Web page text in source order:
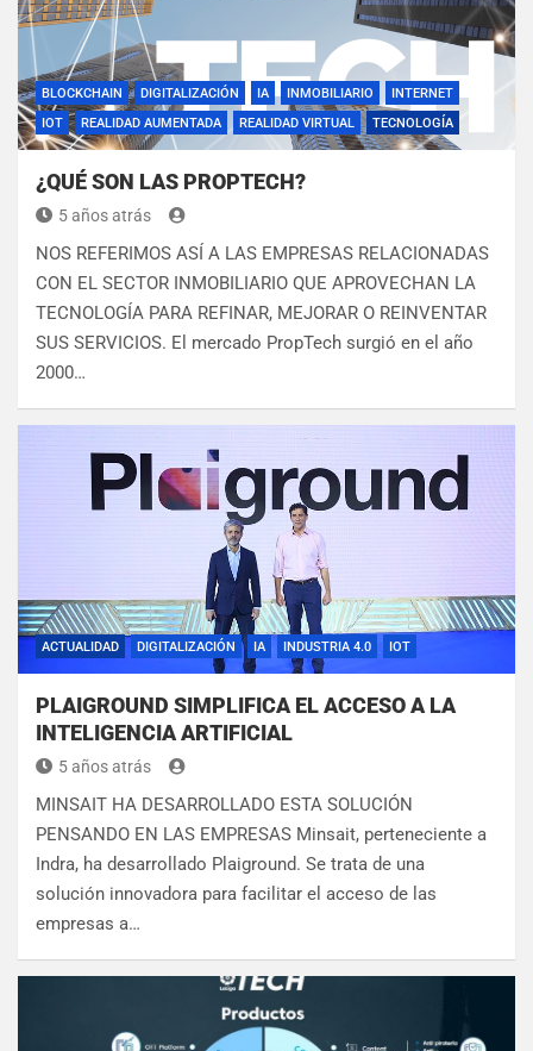
BLOCKCHAIN DIGITALIZACIÓN IA INMOBILIARIO
INTERNET
IOT
REALIDAD AUMENTADA REALIDAD VIRTUAL TECNOLOGÍA
¿QUÉ SON LAS PROPTECH?
5 años atrás
NOS REFERIMOS ASÍ A LAS EMPRESAS RELACIONADAS
CON EL SECTOR INMOBILIARIO QUE APROVECHAN LA
TECNOLOGÍA PARA REFINAR, MEJORAR O REINVENTAR
SUS SERVICIOS. El mercado PropTech surgió en el año
2000…
ACTUALIDAD DIGITALIZACIÓN IA INDUSTRIA 4.0 IOT
PLAIGROUND SIMPLIFICA EL ACCESO A LA
INTELIGENCIA ARTIFICIAL
5 años atrás
MINSAIT HA DESARROLLADO ESTA SOLUCIÓN
PENSANDO EN LAS EMPRESAS Minsait, perteneciente a
Indra, ha desarrollado Plaiground. Se trata de una
solución innovadora para facilitar el acceso de las
empresas a…